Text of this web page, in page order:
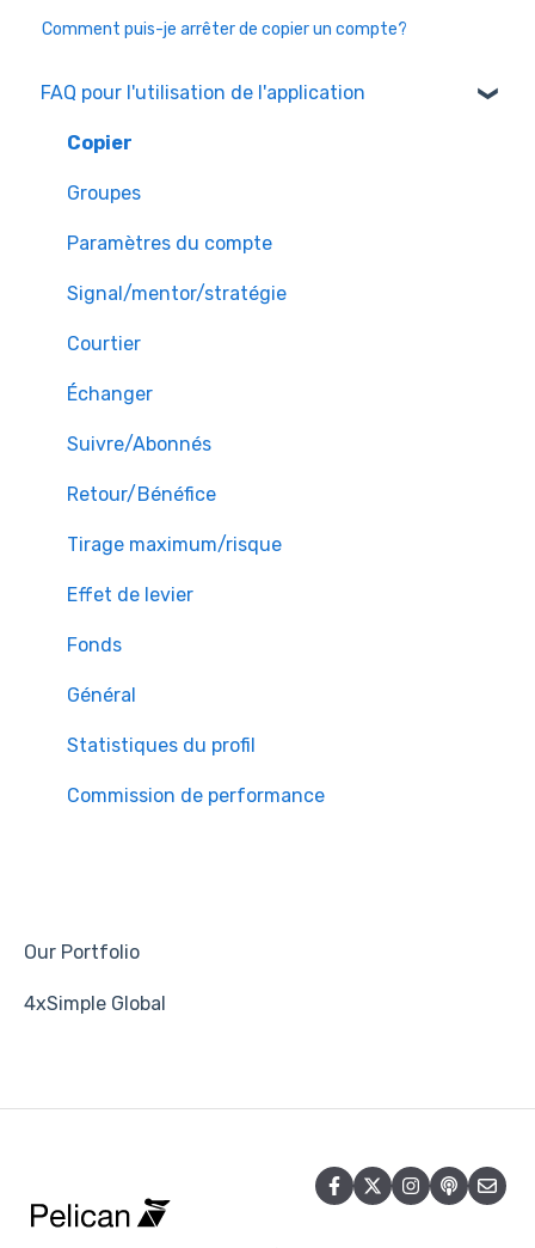
Comment puis-je arrêter de copier un compte?
FAQ pour l'utilisation de l'application
Copier
Groupes
Paramètres du compte
Signal/mentor/stratégie
Courtier
Échanger
Suivre/Abonnés
Retour/Bénéfice
Tirage maximum/risque
Effet de levier
Fonds
Général
Statistiques du profil
Commission de performance
Our Portfolio
4xSimple Global